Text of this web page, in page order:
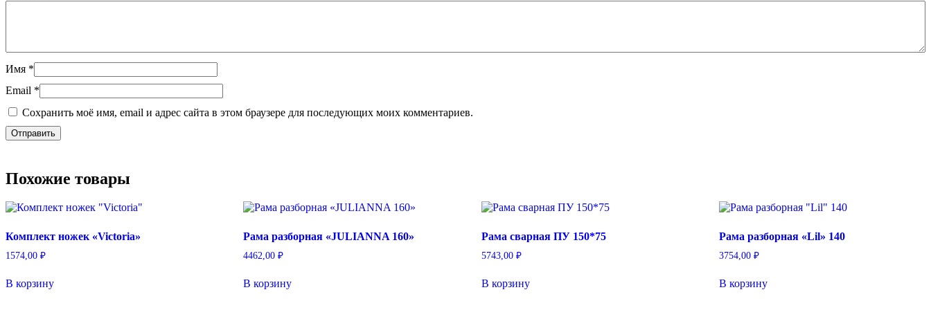
Имя *
Email *
Сохранить моё имя, email и адрес сайта в этом браузере для последующих моих комментариев.
Похожие товары
Комплект ножек «Victoria»
1574,00 ₽
В корзину
Рама разборная «JULIANNA 160»
4462,00₽
В корзину
Рама сварная ПУ 150*75
5743,00 ₽
В корзину
Рама разборная «Lil» 140
3754,00 ₽
В корзину